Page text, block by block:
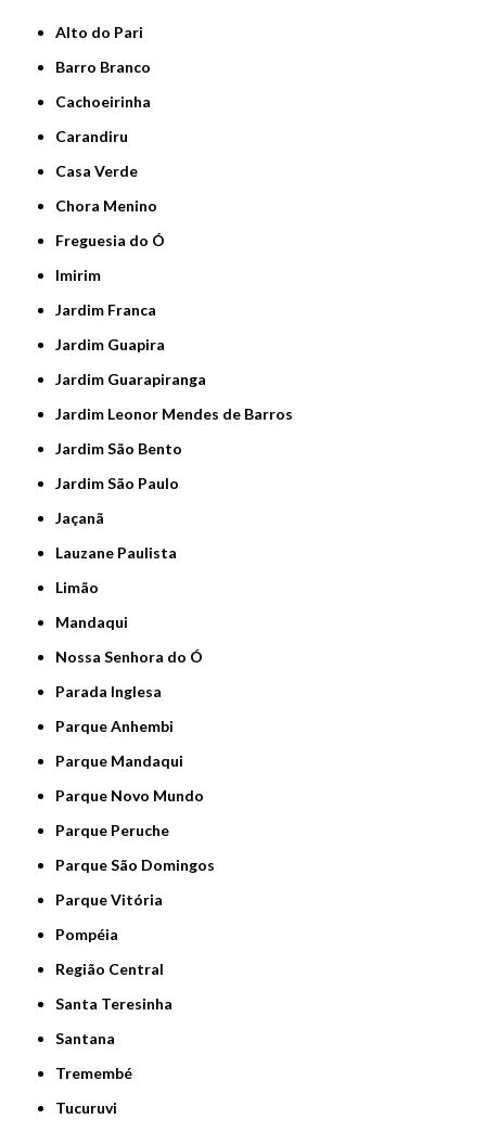
Alto do Pari
Barro Branco
Cachoeirinha
Carandiru
Casa Verde
Chora Menino
Freguesia do Ó
Imirim
Jardim Franca
Jardim Guapira
Jardim Guarapiranga
Jardim Leonor Mendes de Barros
Jardim São Bento
Jardim São Paulo
Jaçanã
Lauzane Paulista
Limão
Mandaqui
Nossa Senhora do Ó
Parada Inglesa
Parque Anhembi
Parque Mandaqui
Parque Novo Mundo
Parque Peruche
Parque São Domingos
Parque Vitória
Pompéia
Região Central
Santa Teresinha
Santana
Tremembé
Tucuruvi